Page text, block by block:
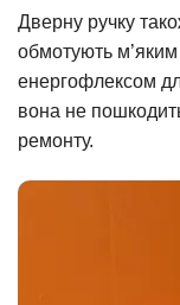
Дверну ручку
обмотують
енергофлексом
вона не
ремонту.